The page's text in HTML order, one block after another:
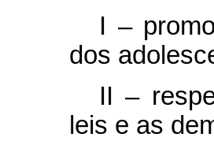
I –
dos
II –
leis e as